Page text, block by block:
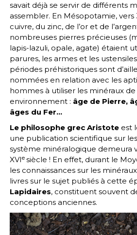
savait déjà se servir de différents
assembler. En Mésopotamie, vers
cuivre, du zinc, de l’or et de
nombreuses pierres précieuses
lapis-lazuli, opale, agate) étaient
parures, les armes et les
périodes préhistoriques sont
nommées en relation avec les
hommes à utiliser les minéraux
environnement : âge de Pierre,
âges du Fer…
Le philosophe grec Aristote est
une publication scientifique sur
système minéralogique demeura
XVIe siècle ! En effet, durant le
les connaissances sur les
livres sur le sujet publiés à cette
Lapidaires, constituent souvent
conceptions anciennes.